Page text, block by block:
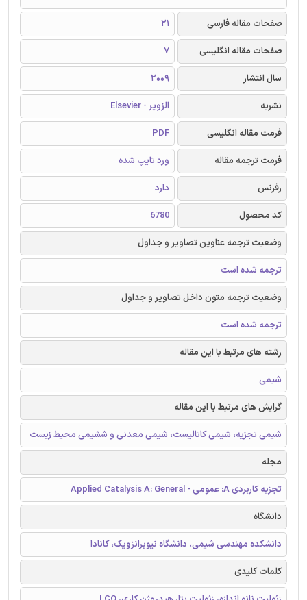
صفحات مقاله فارسی
21
صفحات مقاله انگلیسی
7
سال انتشار
2009
نشریه
الزویر - Elsevier
فرمت مقاله انگلیسی
PDF
فرمت ترجمه مقاله
ورد تایپ شده
رفرنس
دارد
کد محصول
6780
وضعیت ترجمه عناوین تصاویر و جداول
ترجمه شده است
وضعیت ترجمه متون داخل تصاویر و جداول
ترجمه شده است
رشته های مرتبط با این مقاله
شیمی
گرایش های مرتبط با این مقاله
شیمی تجزیه، شیمی کاتالیست، شیمی معدنی و ششیمی محیط زیست
مجله
تجزیه کاربردی A: عمومی - Applied Catalysis A: General
دانشگاه
دانشکده مهندسی شیمی، دانشگاه نیوبرانزویک، کانادا
کلمات کلیدی